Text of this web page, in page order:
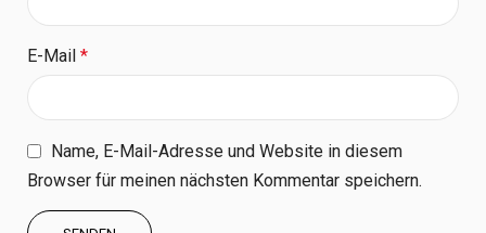
E-Mail *
Name, E-Mail-Adresse und Website in diesem
Browser für meinen nächsten Kommentar speichern.